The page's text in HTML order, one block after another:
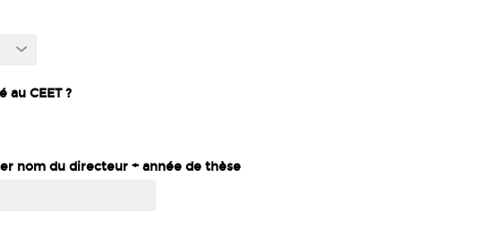
au CEET ?
nom du directeur + année de thèse